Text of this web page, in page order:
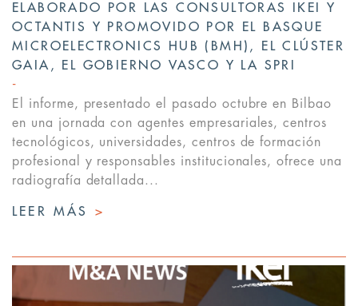
ELABORADO POR LAS CONSULTORAS IKEI Y
OCTANTIS Y PROMOVIDO POR EL BASQUE
MICROELECTRONICS HUB (BMH), EL CLÚSTER
GAIA, EL GOBIERNO VASCO Y LA SPRI
El informe, presentado el pasado octubre en Bilbao
en una jornada con agentes empresariales, centros
tecnológicos, universidades, centros de formación
profesional y responsables institucionales, ofrece una
radiografía detallada...
LEER MÁS >